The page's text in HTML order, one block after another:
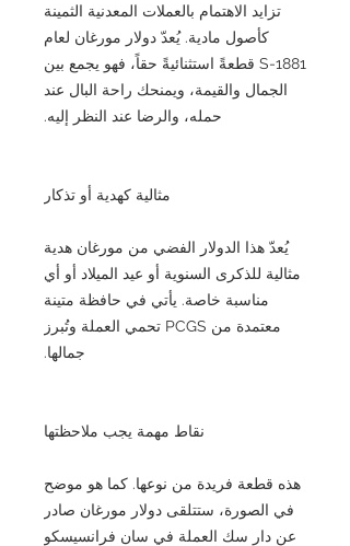
تزايد الاهتمام بالعملات المعدنية الثمينة
كأصول مادية. يُعدّ دولار مورغان لعام
1881-S قطعةً استثنائيةً حقاً، فهو يجمع بين
الجمال والقيمة، ويمنحك راحة البال عند
حمله، والرضا عند النظر إليه.
مثالية كهدية أو تذكار
يُعدّ هذا الدولار الفضي من مورغان هدية
مثالية للذكرى السنوية أو عيد الميلاد أو أي
مناسبة خاصة. يأتي في حافظة متينة
معتمدة من PCGS تحمي العملة وتُبرز
جمالها.
نقاط مهمة يجب ملاحظتها
هذه قطعة فريدة من نوعها. كما هو موضح
في الصورة، ستتلقى دولار مورغان صادر
عن دار سك العملة في سان فرانسيسكو